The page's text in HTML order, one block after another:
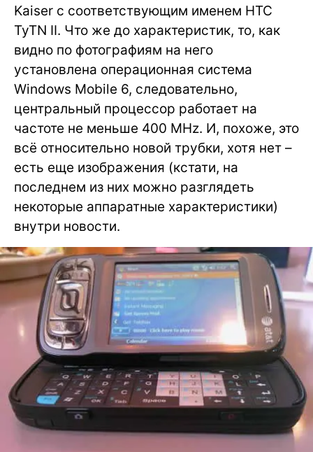
Kaiser с соответствующим именем HTC
TyTN II. Что же до характеристик, то, как
видно по фотографиям на него
установлена операционная система
Windows Mobile 6, следовательно,
центральный процессор работает на
частоте не меньше 400 MHz. И, похоже, это
всё относительно новой трубки, хотя нет –
есть еще изображения (кстати, на
последнем из них можно разглядеть
некоторые аппаратные характеристики)
внутри новости.